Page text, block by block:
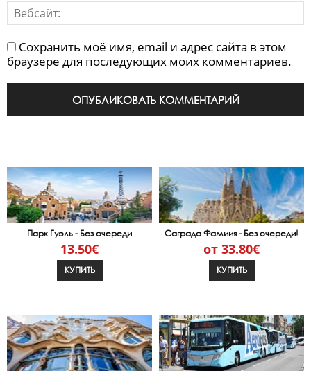
Сохранить моё имя, email и адрес сайта в этом
браузере для последующих моих комментариев.
Парк Гуэль - Без очереди
13.50€
КУПИТЬ
Саграда Фамиия - Без очереди!
от 33.80€
КУПИТЬ